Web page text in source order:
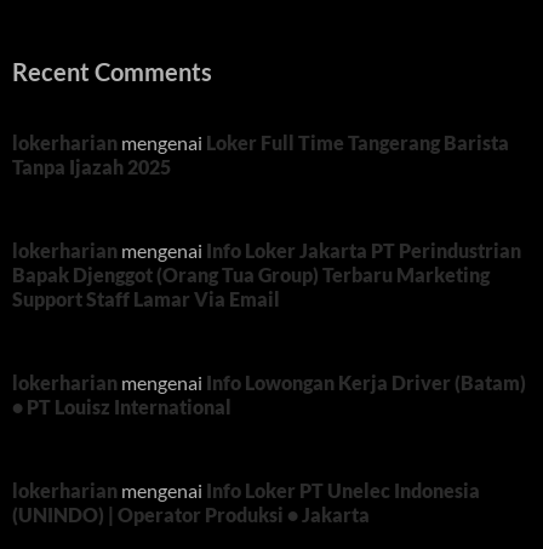
Recent Comments
lokerharian mengenai Loker Full Time Tangerang Barista
Tanpa Ijazah 2025
lokerharian mengenai Info Loker Jakarta PT Perindustrian
Bapak Djenggot (Orang Tua Group) Terbaru Marketing
Support Staff Lamar Via Email
lokerharian mengenai Info Lowongan Kerja Driver (Batam)
• PT Louisz International
lokerharian mengenai Info Loker PT Unelec Indonesia
(UNINDO) | Operator Produksi • Jakarta